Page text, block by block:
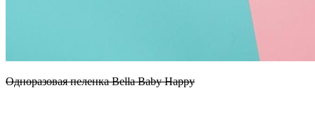
Одноразовая пеленка Bella Baby Happy